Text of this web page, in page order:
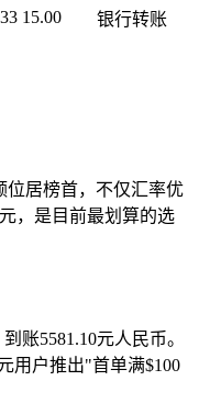
15.00 银行转账
位居榜首，不仅汇率优
，是目前最划算的选
账5581.10元人民币。
用户推出"首单满$100